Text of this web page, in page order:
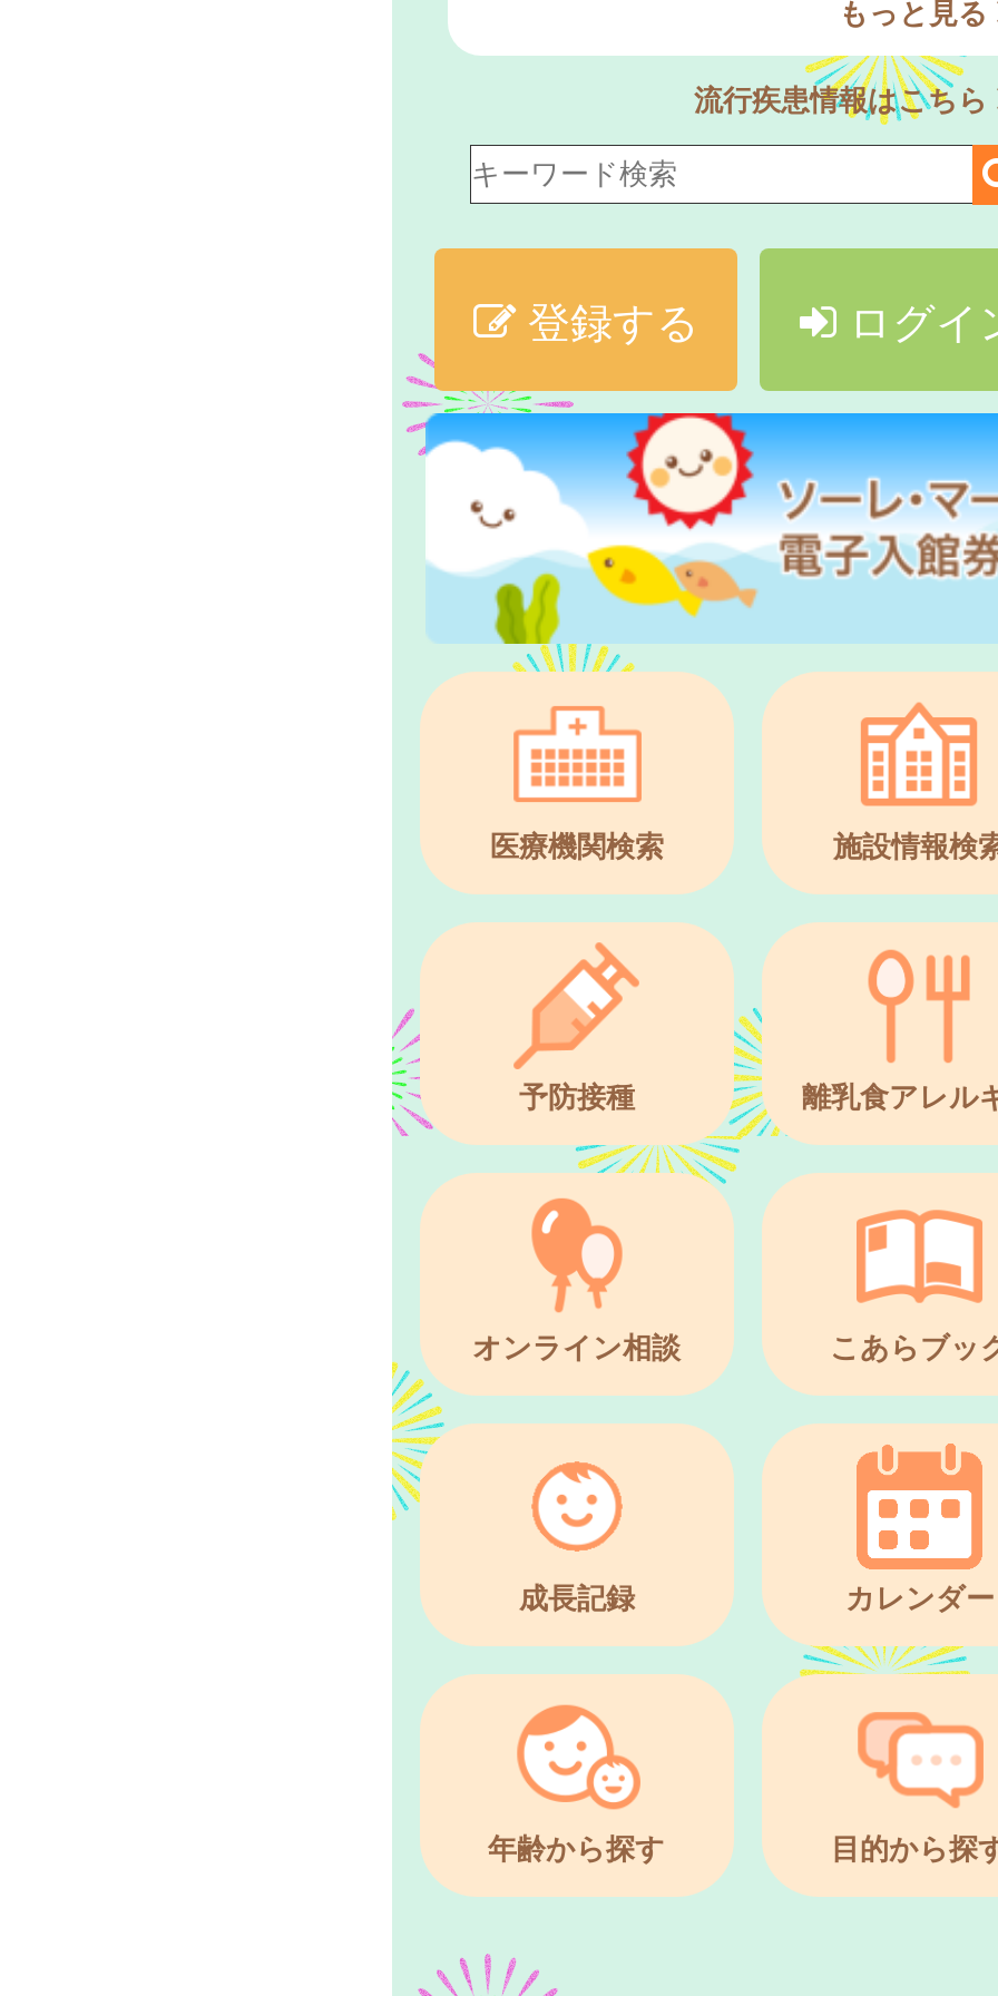
もっと見る
流行疾患情報はこちら
登録する ログイ
医療機関検索 施設情報検
予防接種 離乳食アレル
オンライン相談 こあらブッ
成長記録 カレンダー
年齢から探す 目的から探